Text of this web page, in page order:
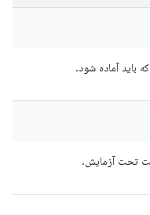
که باید آماده شود.
تحت آزمایش.